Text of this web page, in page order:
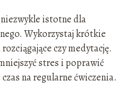
istotne dla
Wykorzystaj krótkie
czy medytację.
stres i poprawić
na regularne ćwiczenia.